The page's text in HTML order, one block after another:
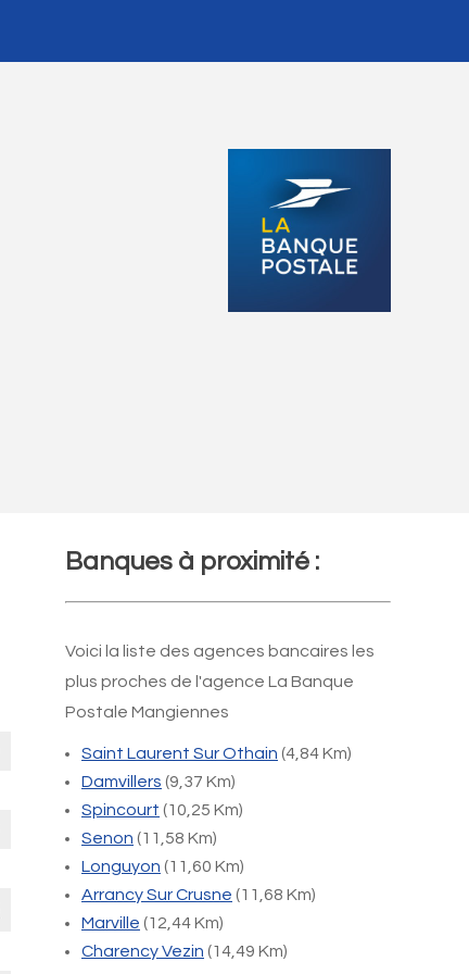
Banques à proximité :
Voici la liste des agences bancaires les
plus proches de l'agence La Banque
Postale Mangiennes
Saint Laurent Sur Othain (4,84 Km)
Damvillers (9,37 Km)
Spincourt (10,25 Km)
Senon (11,58 Km)
Longuyon (11,60 Km)
Arrancy Sur Crusne (11,68 Km)
Marville (12,44 Km)
Charency Vezin (14,49 Km)